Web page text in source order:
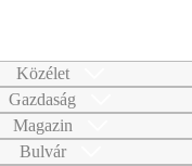
Közélet
Gazdaság
Magazin
Bulvár